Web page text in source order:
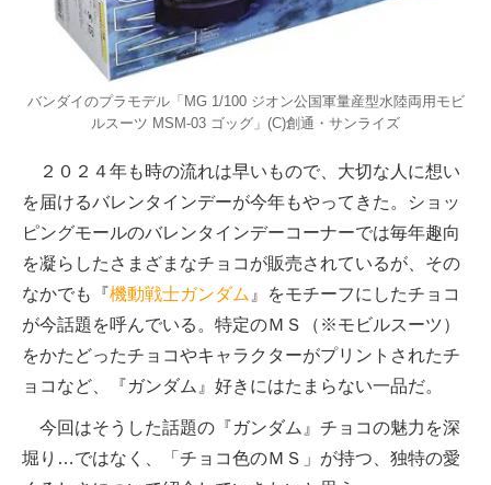
バンダイのプラモデル「MG 1/100 ジオン公国軍量産型水陸両用モビ
ルスーツ MSM-03 ゴッグ」(C)創通・サンライズ
２０２４年も時の流れは早いもので、大切な人に想い
を届けるバレンタインデーが今年もやってきた。ショッ
ピングモールのバレンタインデーコーナーでは毎年趣向
を凝らしたさまざまなチョコが販売されているが、その
なかでも『機動戦士ガンダム』をモチーフにしたチョコ
が今話題を呼んでいる。特定のＭＳ（※モビルスーツ）
をかたどったチョコやキャラクターがプリントされたチ
ョコなど、『ガンダム』好きにはたまらない一品だ。
今回はそうした話題の『ガンダム』チョコの魅力を深
堀り…ではなく、「チョコ色のＭＳ」が持つ、独特の愛